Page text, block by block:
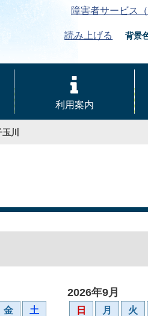
障害者サービス
読み上げる 背景
利用案内
川
金 土
2026年9月
日 月 火